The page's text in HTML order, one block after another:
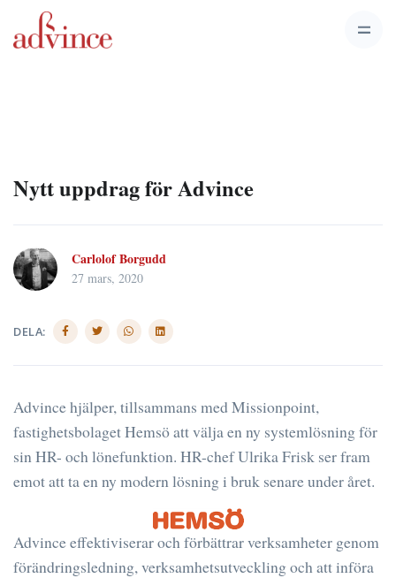
Nytt uppdrag för Advince
Carlolof Borgudd
27 mars, 2020
DELA:
Advince hjälper, tillsammans med Missionpoint,
fastighetsbolaget Hemsö att välja en ny systemlösning för
sin HR- och lönefunktion. HR-chef Ulrika Frisk ser fram
emot att ta en ny modern lösning i bruk senare under året.
Advince effektiviserar och förbättrar verksamheter genom
förändringsledning, verksamhetsutveckling och att införa